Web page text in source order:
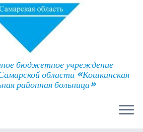
бюджетное учреждение
области «Кошкинская
районная больница»